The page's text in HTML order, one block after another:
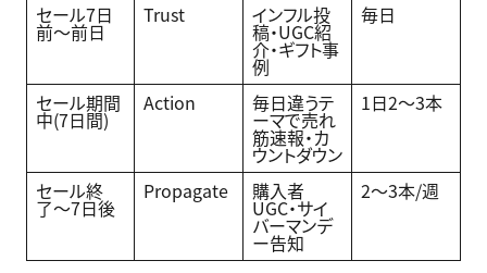
セール7日
前〜前日
Trust インフル投
稿・UGC紹
介・ギフト事
例
毎日
セール期間
中(7日間)
Action 毎日違うテ
ーマで売れ
筋速報・カ
ウントダウン
1日2〜3本
セール終
了〜7日後
Propagate 購入者
UGC・サイ
バーマンデ
ー告知
2〜3本/週